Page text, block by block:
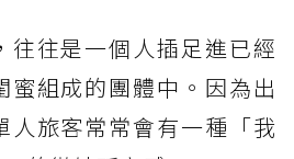
往往是一個人插足進已經
蜜組成的團體中。因為出
人旅客常常會有一種「我